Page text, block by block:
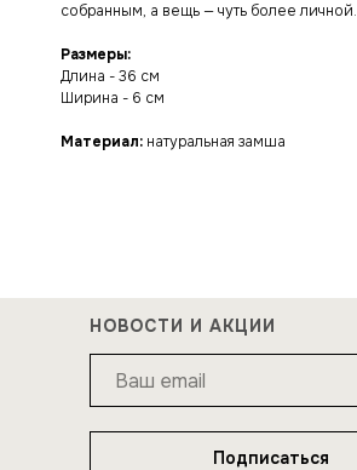
собранным, а вещь — чуть более личной.
Размеры:
Длина - 36 см
Ширина - 6 см
Материал: натуральная замша
Подписаться
НОВОСТИ И АКЦИИ